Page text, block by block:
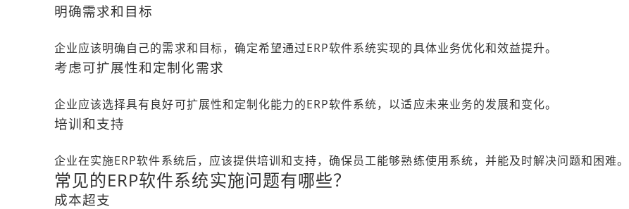
明确需求和目标
企业应该明确自己的需求和目标，确定希望通过ERP软件系统实现的具体业务优化和效益提升。
考虑可扩展性和定制化需求
企业应该选择具有良好可扩展性和定制化能力的ERP软件系统，以适应未来业务的发展和变化。
培训和支持
企业在实施ERP软件系统后，应该提供培训和支持，确保员工能够熟练使用系统，并能及时解决问题和困难。
常见的ERP软件系统实施问题有哪些？
成本超支